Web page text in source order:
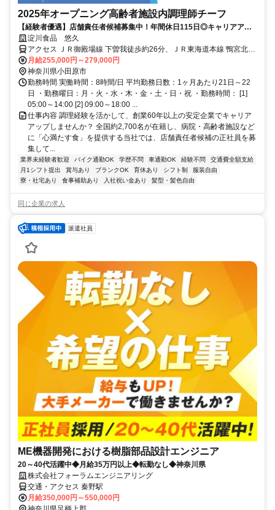
2025年オープニング高齢者施設内調理師チーフ
【経験者優遇】店舗責任者候補募集中！年間休日115日◎キャリアアッ
プ制度充実。安心の社内研修制度あり。 「食」と「人」が好き。その想
いを仕事にしませんか。
淀川食品 悠久
アクセス ＪＲ御殿場線 下曽我徒歩約26分、ＪＲ東海道本線 鴨宮北口
徒歩約30分
月給255,000円～279,000円
神奈川県小田原市
勤務時間 実働時間：8時間/日 平均勤務日数：1ヶ月あたり21日～22
日 ・勤務曜日：月・火・水・木・金・土・日・祝 ・勤務時間： [1]
05:00～14:00 [2] 09:00～18:00 ...
仕事内容 調理経験を活かして、創業60年以上の安定企業でキャリア
アップしませんか？ 全国約2,700名が在籍し、病院・高齢者施設など
に「心満たす食」を提供する当社では、店舗責任者候補の正社員を募
集して...
業界未経験者歓迎 バイク通勤OK 学歴不問 車通勤OK 経験不問
交通費全額支給
月1シフト提出
賞与あり ブランクOK 育休あり シフト制
服装自由
寮・社宅あり
食事補助あり 入社祝い金あり 髪型・髪色自由
同じ企業の求人
派遣社員
ME機器開発における樹脂部品設計エンジニア
20～40代活躍中◆月給35万円以上◆転勤なし◆神奈川県
株式会社フォーラムエンジニアリング
交通・アクセス 秦野駅
月給350,000円～550,000円